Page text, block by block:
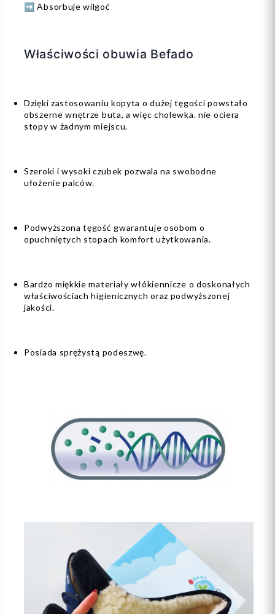
➡️ Absorbuje wilgoć
Właściwości obuwia Befado
Dzięki zastosowaniu kopyta o dużej tęgości powstało
obszerne wnętrze buta, a więc cholewka. nie ociera
stopy w żadnym miejscu.
Szeroki i wysoki czubek pozwala na swobodne
ułożenie palców.
Podwyższona tęgość gwarantuje osobom o
opuchniętych stopach komfort użytkowania.
Bardzo miękkie materiały włókiennicze o doskonałych
właściwościach higienicznych oraz podwyższonej
jakości.
Posiada sprężystą podeszwę.